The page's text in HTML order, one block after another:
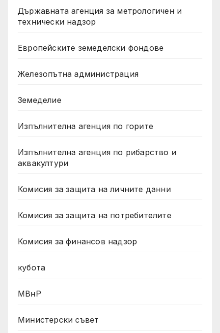
Държавната агенция за метрологичен и
технически надзор
Европейските земеделски фондове
Железопътна администрация
Земеделие
Изпълнителна агенция по горите
Изпълнителна агенция по рибарство и
аквакултури
Комисия за защита на личните данни
Комисия за защита на потребителите
Комисия за финансов надзор
кубота
МВнР
Министерски съвет